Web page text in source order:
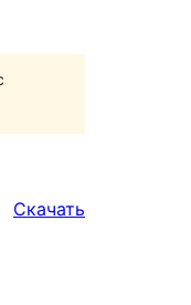
Скачать